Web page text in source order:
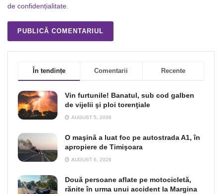
de confidențialitate.
În tendințe Comentarii Recente
Vin furtunile! Banatul, sub cod galben
de vijelii şi ploi torenţiale
AUGUST 5, 2026
O maşină a luat foc pe autostrada A1, în
apropiere de Timişoara
AUGUST 6, 2026
Două persoane aflate pe motocicletă,
rănite în urma unui accident la Margina